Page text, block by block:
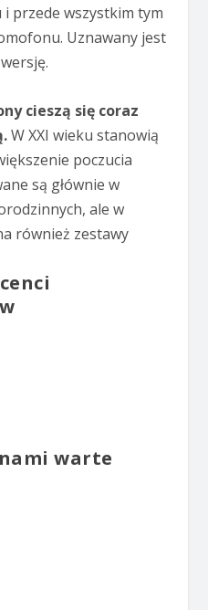
przede wszystkim tym
Uznawany jest
cieszą się coraz
W XXI wieku stanowią
poczucia
są głównie w
ale w
również zestawy
warte